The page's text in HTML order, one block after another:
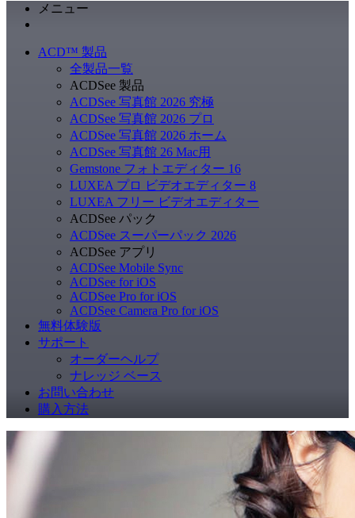
メニュー
ACD™ 製品
全製品一覧
ACDSee 製品
ACDSee 写真館 2026 究極
ACDSee 写真館 2026 プロ
ACDSee 写真館 2026 ホーム
ACDSee 写真館 26 Mac用
Gemstone フォトエディター 16
LUXEA プロ ビデオエディター 8
LUXEA フリー ビデオエディター
ACDSee パック
ACDSee スーパーパック 2026
ACDSee アプリ
ACDSee Mobile Sync
ACDSee for iOS
ACDSee Pro for iOS
ACDSee Camera Pro for iOS
無料体験版
サポート
オーダーヘルプ
ナレッジ ベース
お問い合わせ
購入方法